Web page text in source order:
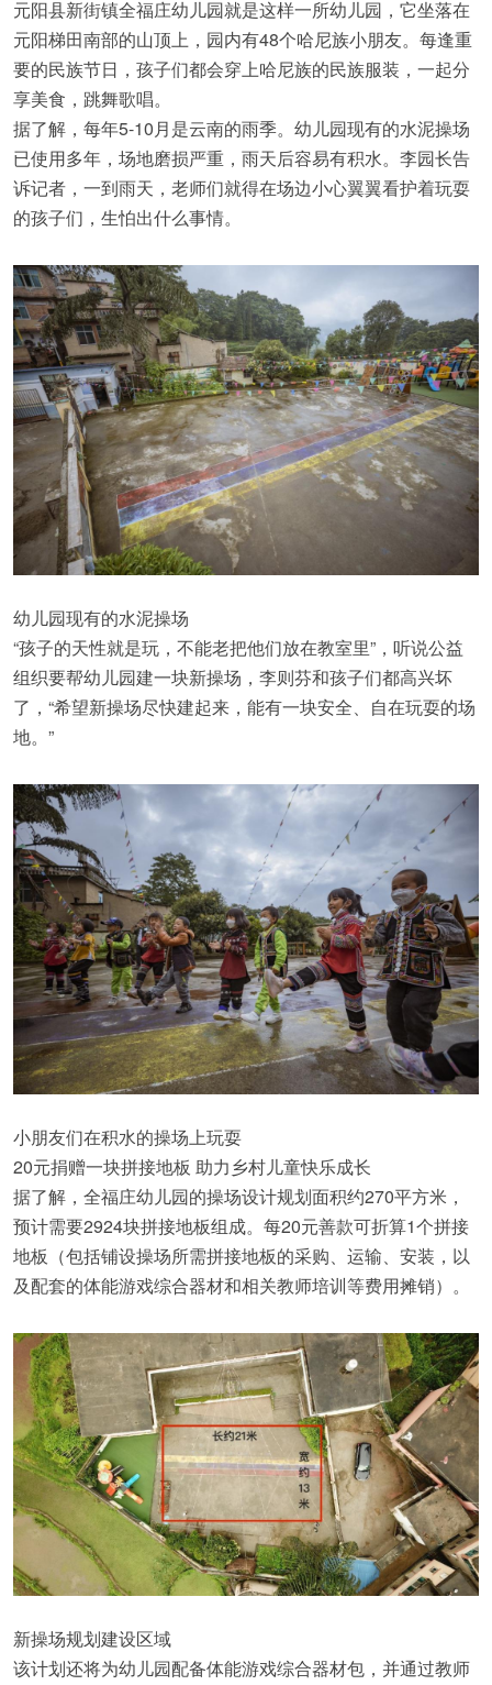
元阳县新街镇全福庄幼儿园就是这样一所幼儿园，它坐落在
元阳梯田南部的山顶上，园内有48个哈尼族小朋友。每逢重
要的民族节日，孩子们都会穿上哈尼族的民族服装，一起分
享美食，跳舞歌唱。
据了解，每年5-10月是云南的雨季。幼儿园现有的水泥操场
已使用多年，场地磨损严重，雨天后容易有积水。李园长告
诉记者，一到雨天，老师们就得在场边小心翼翼看护着玩耍
的孩子们，生怕出什么事情。
幼儿园现有的水泥操场
“孩子的天性就是玩，不能老把他们放在教室里”，听说公益
组织要帮幼儿园建一块新操场，李则芬和孩子们都高兴坏
了，“希望新操场尽快建起来，能有一块安全、自在玩耍的场
地。”
小朋友们在积水的操场上玩耍
20元捐赠一块拼接地板 助力乡村儿童快乐成长
据了解，全福庄幼儿园的操场设计规划面积约270平方米，
预计需要2924块拼接地板组成。每20元善款可折算1个拼接
地板（包括铺设操场所需拼接地板的采购、运输、安装，以
及配套的体能游戏综合器材和相关教师培训等费用摊销）。
新操场规划建设区域
该计划还将为幼儿园配备体能游戏综合器材包，并通过教师